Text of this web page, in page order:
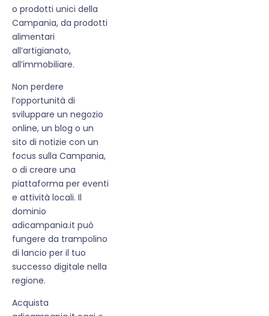
o prodotti unici della
Campania, da prodotti
alimentari
all’artigianato,
all’immobiliare.
Non perdere
l’opportunità di
sviluppare un negozio
online, un blog o un
sito di notizie con un
focus sulla Campania,
o di creare una
piattaforma per eventi
e attività locali. Il
dominio
adicampania.it può
fungere da trampolino
di lancio per il tuo
successo digitale nella
regione.
Acquista